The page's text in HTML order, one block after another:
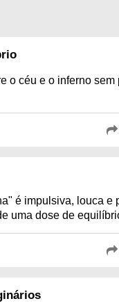
o céu e o inferno sem
é impulsiva, louca e
uma dose de